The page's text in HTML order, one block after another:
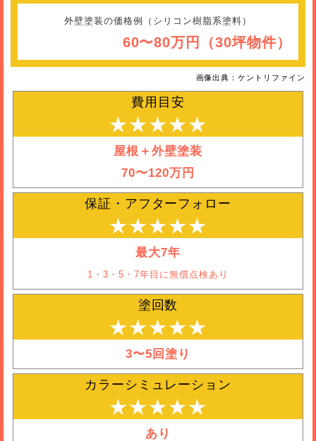
外壁塗装の価格例（シリコン樹脂系塗料）
60〜80万円（30坪物件）
画像出典：ケントリファイン
費用目安
★★★★★
屋根＋外壁塗装
70〜120万円
保証・アフターフォロー
★★★★★
最大7年
1・3・5・7年目に無償点検あり
塗回数
★★★★★
3〜5回塗り
カラーシミュレーション
★★★★★
あり